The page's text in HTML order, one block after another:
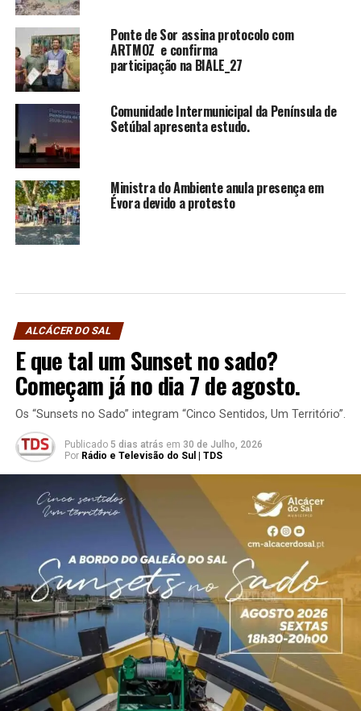
Ponte de Sor assina protocolo com
ARTMOZ e confirma
participação na BIALE_27
Comunidade Intermunicipal da Península de
Setúbal apresenta estudo.
Ministra do Ambiente anula presença em
Évora devido a protesto
ALCÁCER DO SAL
E que tal um Sunset no sado?
Começam já no dia 7 de agosto.
Os “Sunsets no Sado” integram “Cinco Sentidos, Um Território”.
Publicado 5 dias atrás em 30 de Julho, 2026
Por Rádio e Televisão do Sul | TDS